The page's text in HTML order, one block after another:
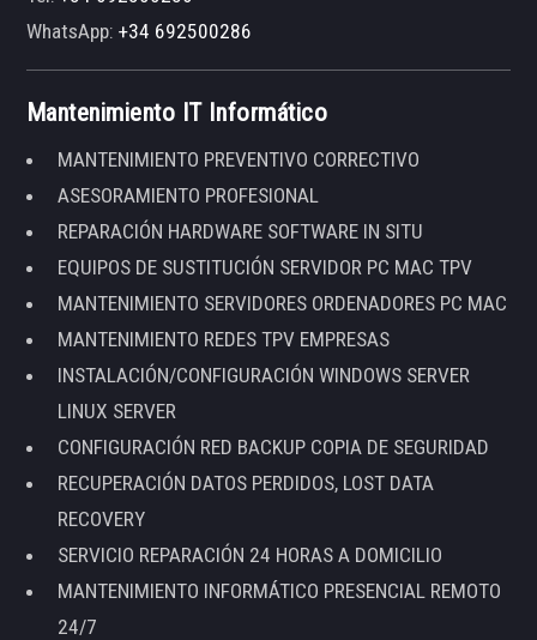
WhatsApp:+34 692500286
Mantenimiento IT Informático
MANTENIMIENTO PREVENTIVO CORRECTIVO
ASESORAMIENTO PROFESIONAL
REPARACIÓN HARDWARE SOFTWARE IN SITU
EQUIPOS DE SUSTITUCIÓN SERVIDOR PC MAC TPV
MANTENIMIENTO SERVIDORES ORDENADORES PC MAC
MANTENIMIENTO REDES TPV EMPRESAS
INSTALACIÓN/CONFIGURACIÓN WINDOWS SERVER
LINUX SERVER
CONFIGURACIÓN RED BACKUP COPIA DE SEGURIDAD
RECUPERACIÓN DATOS PERDIDOS, LOST DATA
RECOVERY
SERVICIO REPARACIÓN 24 HORAS A DOMICILIO
MANTENIMIENTO INFORMÁTICO PRESENCIAL REMOTO
24/7